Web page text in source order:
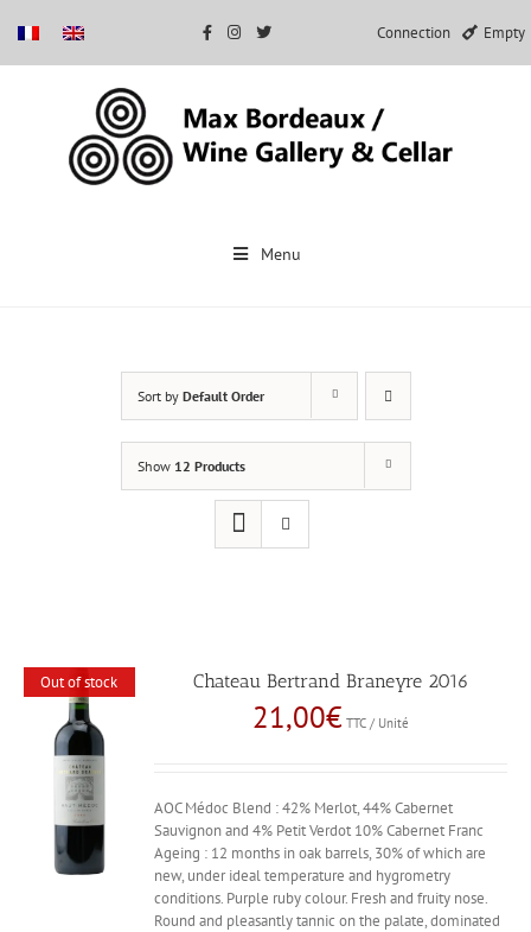
Connection Empty
Menu
Sort by Default Order
Show 12 Products
Out of stock Chateau Bertrand Braneyre 2016
21,00€ TTC / Unité
AOC Médoc Blend : 42% Merlot, 44% Cabernet
Sauvignon and 4% Petit Verdot 10% Cabernet Franc
Ageing : 12 months in oak barrels, 30% of which are
new, under ideal temperature and hygrometry
conditions. Purple ruby colour. Fresh and fruity nose.
Round and pleasantly tannic on the palate, dominated